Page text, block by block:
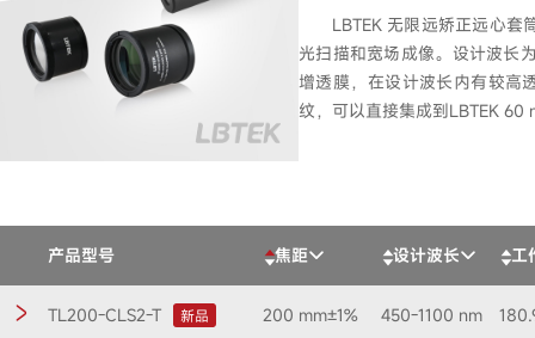
LBTEK 无限远矫正远心套
光扫描和宽场成像。设计波长
增透膜，在设计波长内有较高
纹，可以直接集成到LBTEK 60
产品型号 焦距 设计波长 工
TL200-CLS2-T 新品 200 mm±1% 450-1100 nm